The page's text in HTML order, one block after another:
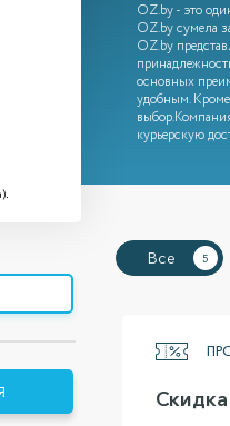
OZ.by - это
OZ.by сумела
OZ.by
основных
удобным. Кроме
курьерскую
Все 5